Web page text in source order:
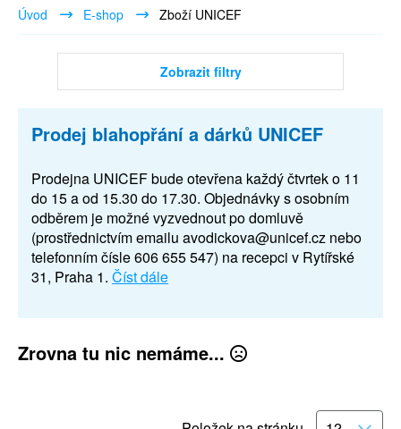
Úvod E-shop Zboží UNICEF
Zobrazit filtry
Prodej blahopřání a dárků UNICEF
Prodejna UNICEF bude otevřena každý čtvrtek o 11
do 15 a od 15.30 do 17.30. Objednávky s osobním
odběrem je možné vyzvednout po domluvě
(prostřednictvím emailu avodickova@unicef.cz nebo
telefonním čísle 606 655 547) na recepci v Rytířské
31, Praha 1. Číst dále
Zrovna tu nic nemáme...